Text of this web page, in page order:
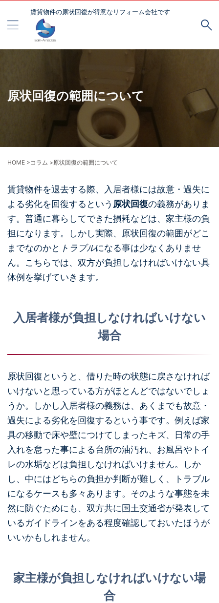
賃貸物件の原状回復が得意なリフォーム会社です
原状回復の範囲について
HOME >コラム >原状回復の範囲について
賃貸物件を退去する際、入居者様には故意・過失に
よる劣化を回復するという 原状回復の義務がありま
す。普通に暮らしてできた損耗などは、家主様の負
担になります。しかし実際、原状回復の範囲がどこ
までなのかと トラブルになる事は少なくありませ
ん。こちらでは、双方が負担しなければいけない具
体例を挙げていきます。
入居者様が負担しなければいけない
場合
原状回復というと、借りた時の状態に戻さなければ
いけないと思っている方がほとんどではないでしょ
うか。しかし入居者様の義務は、あくまでも故意・
過失による劣化を回復するという事です。例えば家
具の移動で床や壁につけてしまったキズ、日常の手
入れを怠った事による台所の油汚れ、お風呂やトイ
レの水垢などは負担しなければいけません。しか
し、中にはどちらの負担か判断が難しく、トラブル
になるケースも多々あります。そのような事態を未
然に防ぐためにも、双方共に国土交通省が発表して
いるガイドラインをある程度確認しておいたほうが
いいかもしれません。
家主様が負担しなければいけない場
合